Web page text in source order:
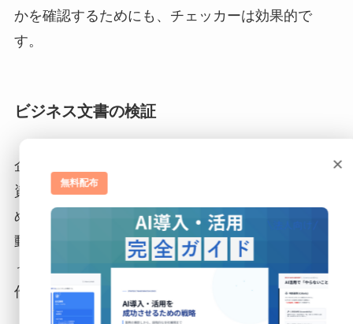
かを確認するためにも、チェッカーは効果的で
す。
ビジネス文書の検証
企業内で作成される報告書やプレゼンテーション
資料が、AIに依存しすぎていないかを確認するた
めにも、生成AIチェッカーは有効です。AIによる自
動化が進む中で、人間の洞察やクリエイティビテ
ィを保ちつつ、効率的なビジネスドキュメントの
作成を目指すためにも、このツールは重要です。
×
無料配布